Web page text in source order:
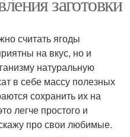
считать ягоды
на вкус, но и
натуральную
в себе массу полезных
сохранить их на
легче простого и
про свои любимые.